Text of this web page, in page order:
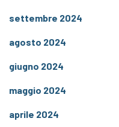
settembre 2024
agosto 2024
giugno 2024
maggio 2024
aprile 2024